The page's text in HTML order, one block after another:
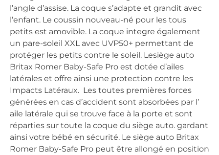
l’angle d’assise. La coque s’adapte et grandit avec
l’enfant. Le coussin nouveau-né pour les tous
petits est amovible. La coque integre également
un pare-soleil XXL avec UVP50+ permettant de
protéger les petits contre le soleil. Lesiège auto
Britax Romer Baby-Safe Pro est dotée d’ailes
latérales et offre ainsi une protection contre les
Impacts Latéraux. Les toutes premières forces
générées en cas d’accident sont absorbées par l’
aile latérale qui se trouve face à la porte et sont
réparties sur toute la coque du siège auto. gardant
ainsi votre bébé en sécurité. Le siège auto Britax
Romer Baby-Safe Pro peut être allongé en position